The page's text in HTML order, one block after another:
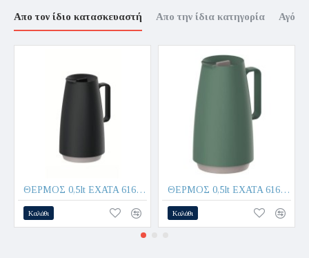
Απο τον ίδιο κατασκευαστή Απο την ίδια κατηγορία
ΘΕΡΜΟΣ 0,5lt EXATA 61636/053-BLACK - TRAMONTINA
Καλάθι
ΘΕΡΜΟΣ 0,5lt EXATA 61636/057-GREEN - TRAMONTINA
Καλάθι